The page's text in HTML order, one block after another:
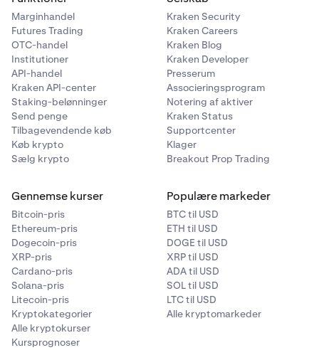
Marginhandel
Futures Trading
OTC-handel
Institutioner
API-handel
Kraken API-center
Staking-belønninger
Send penge
Tilbagevendende køb
Køb krypto
Sælg krypto
Kraken Security
Kraken Careers
Kraken Blog
Kraken Developer
Presserum
Associeringsprogram
Notering af aktiver
Kraken Status
Supportcenter
Klager
Breakout Prop Trading
Gennemse kurser
Bitcoin-pris
Ethereum-pris
Dogecoin-pris
XRP-pris
Cardano-pris
Solana-pris
Litecoin-pris
Kryptokategorier
Alle kryptokurser
Kursprognoser
Populære markeder
BTC til USD
ETH til USD
DOGE til USD
XRP til USD
ADA til USD
SOL til USD
LTC til USD
Alle kryptomarkeder